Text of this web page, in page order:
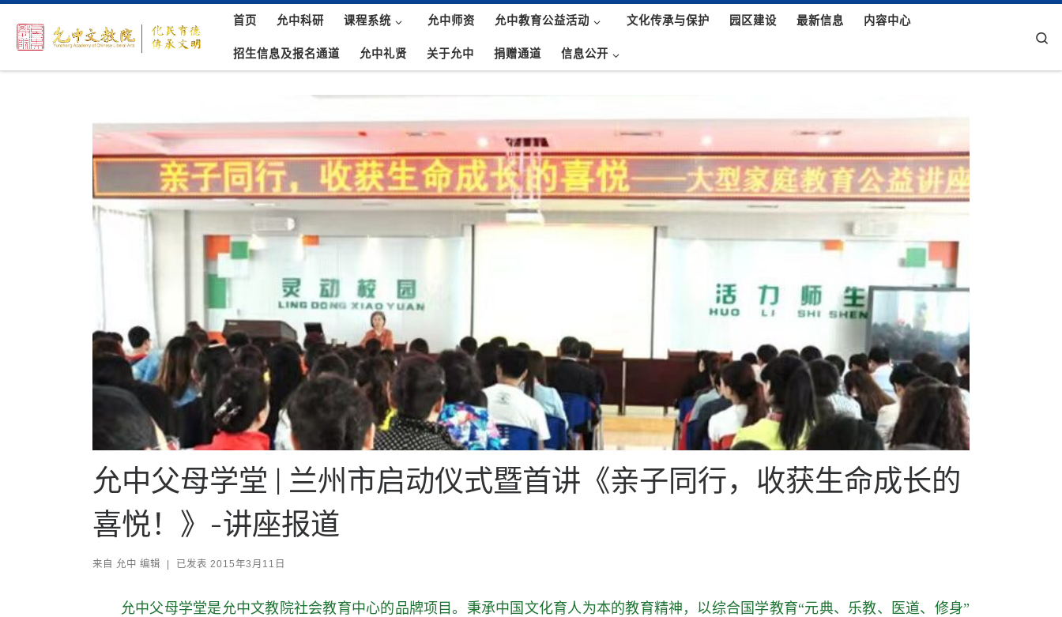
Skip to content 首页 允中科研 课程系统 允中师资 允中教育公益活动 文化传承与保护 园区建设 最新信息 内容中心
招生信息及报名通道 允中礼贤 关于允中 捐赠通道 信息公开
允中父母学堂 | 兰州市启动仪式暨首讲《亲子同行，收获生命成长的
喜悦！》-讲座报道
来自 允中 编辑 已发表 2015年3月11日
允中父母学堂是允中文教院社会教育中心的品牌项目。秉承中国文化育人为本的教育精神，以综合国学教育“元典、乐教、医道、修身”